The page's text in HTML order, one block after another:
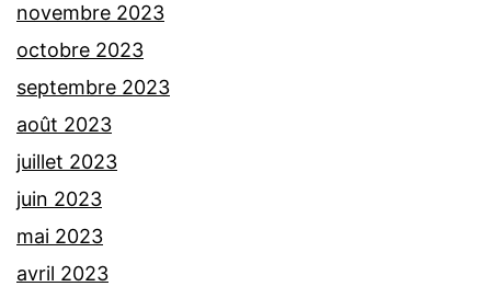
novembre 2023
octobre 2023
septembre 2023
août 2023
juillet 2023
juin 2023
mai 2023
avril 2023